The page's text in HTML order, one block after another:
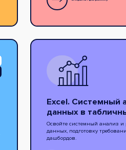
Excel. Системный
данных в
Освойте системный анализ и
данных, подготовку
дашбордов.